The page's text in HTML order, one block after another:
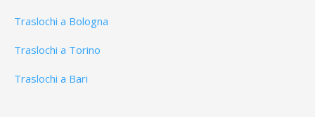
Traslochi a Bologna
Traslochi a Torino
Traslochi a Bari